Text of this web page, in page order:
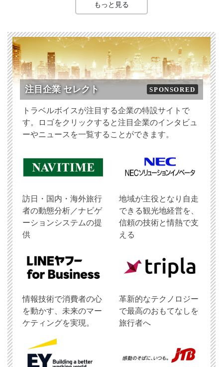
もっと見る
注目企業 セレクト SPONSORED
トラベルボイスが注目する企業の特設サイトで
す。ロゴをクリックすると注目企業のインタビュ
ーやニュースを一覧することができます。
訪日・国内・海外旅行
者の動態分析／ナビゲ
ーションシステムの提
供
地域が主役となり自走
できる観光地経営を、
信頼の技術と情熱で支
える
情報技術で消費者の心
を動かす、未来のマー
ケティングを実現。
革新的なテクノロジー
で最高のおもてなしを
旅行者へ